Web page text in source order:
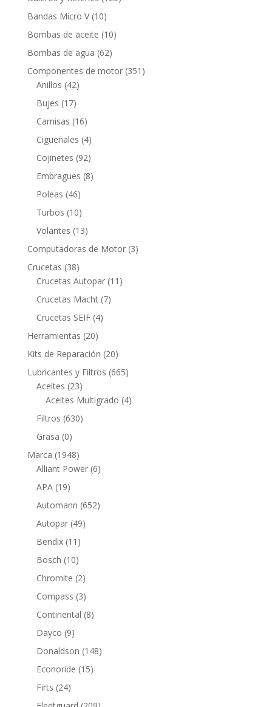
Bandas Micro V 1010
productos
Bombas de aceite 1010
Bombas de agua 6262
productos
Componentes de motor 351 351
Anillos 4242
Bujes 1717
productos
Camisas 1616
productos
Cigüeñales 44
productos
Cojinetes 9292
productos
Embragues 88
Poleas 4646
productos
Turbos 1010
productos
Volantes 1313
productos
Computadoras de Motor 33
Crucetas 3838
productos
Crucetas Autopar 11 11
Crucetas Macht 77
Crucetas SEIF 44
Herramientas 2020
productos
Kits de Reparación 2020
productos
Lubricantes y Filtros 665665
Aceites 2323
productos
Aceites Multigrado 44
Filtros 630630
Grasa 00
productos
Marca 19481948
productos
Alliant Power 66
APA 1919
productos
Automann 652652
Autopar 4949
Bendix 11 11
productos
Bosch 1010
productos
Chromite 22
productos
Compass 33
productos
Continental 88
Dayco 99
productos
Donaldson 148148
Econoride 1515
Firts 2424
productos